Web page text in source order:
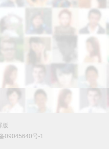
版
09045640号-1